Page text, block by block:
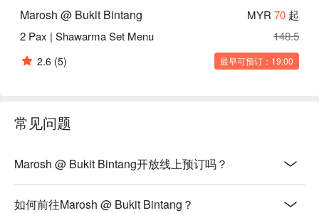
Marosh @ Bukit Bintang MYR 70 起
2 Pax | Shawarma Set Menu
148.5
2.6 (5) 最早可预订：19:00
常见问题
Marosh @ Bukit Bintang开放线上预订吗？
如何前往Marosh @ Bukit Bintang？